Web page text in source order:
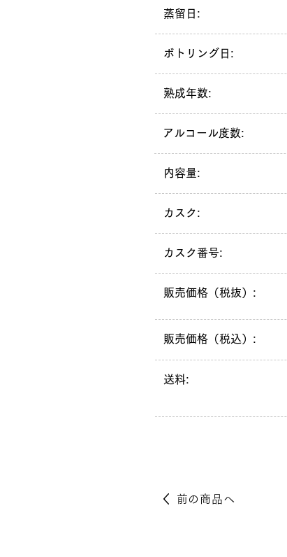
蒸留日:
ボトリング日:
熟成年数:
アルコール度数:
内容量:
カスク:
カスク番号:
販売価格（税抜）:
販売価格（税込）:
送料:
前の商品へ